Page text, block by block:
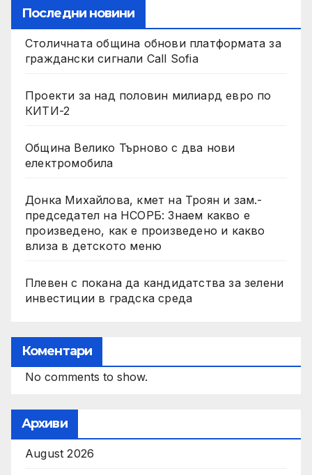
Последни новини
Столичната община обнови платформата за
граждански сигнали Call Sofia
Проекти за над половин милиард евро по
КИТИ-2
Община Велико Търново с два нови
електромобила
Донка Михайлова, кмет на Троян и зам.-
председател на НСОРБ: Знаем какво е
произведено, как е произведено и какво
влиза в детското меню
Плевен с покана да кандидатства за зелени
инвестиции в градска среда
Коментари
No comments to show.
Архиви
August 2026